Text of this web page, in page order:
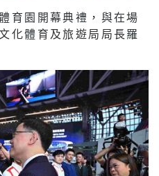
育園開幕典禮，與在場
化體育及旅遊局局長羅